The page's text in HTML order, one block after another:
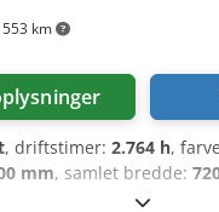
553 km
, driftstimer: 2.764 h,
mm, samlet bredde:
Egenvægt: 600 kg Pris: